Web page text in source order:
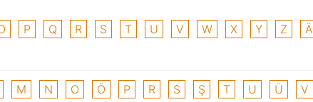
P Q R S T U V W X Y Z Ä
M N O Ö P R S Ş T U Ü V